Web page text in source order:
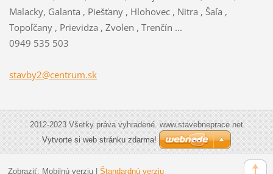
Malacky, Galanta , Piešťany , Hlohovec , Nitra , Šaľa ,
Topoľčany , Prievidza , Zvolen , Trenčín ...
0949 535 503
stavby2@centrum.sk
2012-2023 Všetky práva vyhradené. www.stavebneprace.net
Vytvorte si web stránku zdarma!
Zobraziť: Mobilnú verziu| Štandardnú verziu